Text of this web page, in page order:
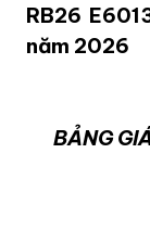
RB26
năm 2026
BẢNG